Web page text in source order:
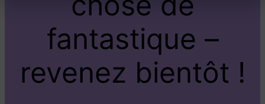
fantastique –
revenez bientôt !